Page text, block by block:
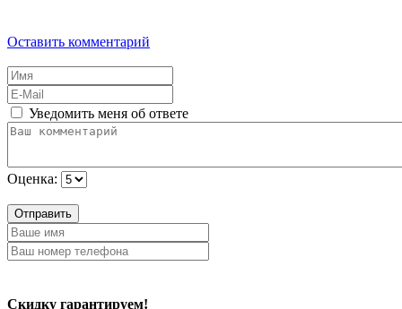
Оставить комментарий
Уведомить меня об ответе
Оценка:
Отправить
Скидку гарантируем!